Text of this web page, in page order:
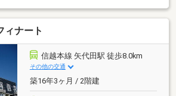
ィナート
信越本線 矢代田駅 徒歩8.0km
その他の交通
築16年3ヶ月 / 2階建